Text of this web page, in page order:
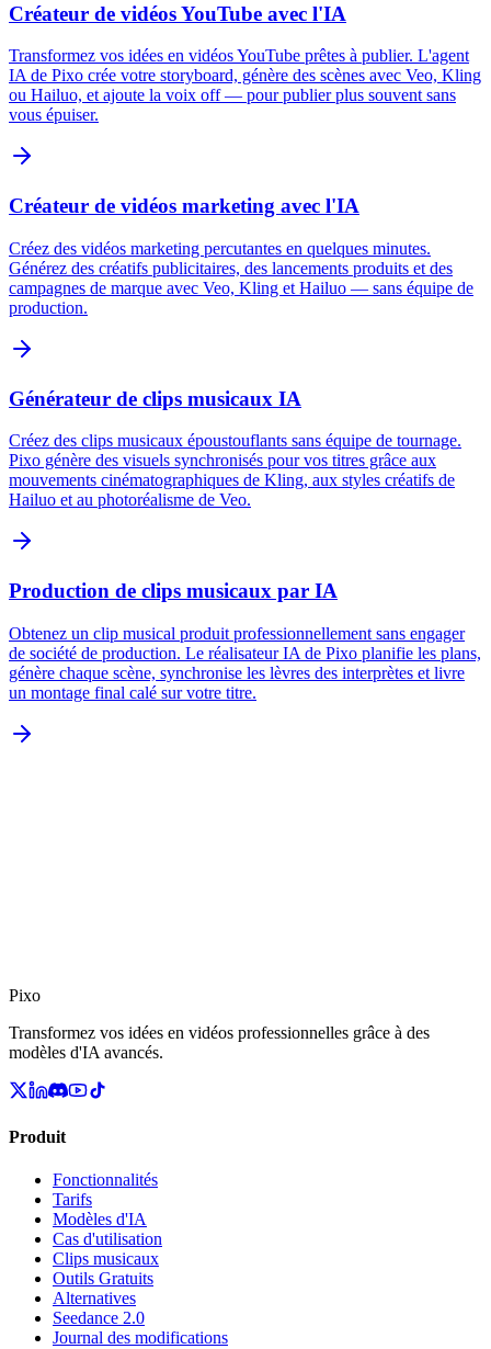
Créateur de vidéos YouTube avec l'IA
Transformez vos idées en vidéos YouTube prêtes à publier. L'agent
IA de Pixo crée votre storyboard, génère des scènes avec Veo, Kling
ou Hailuo, et ajoute la voix off — pour publier plus souvent sans
vous épuiser.
Créateur de vidéos marketing avec l'IA
Créez des vidéos marketing percutantes en quelques minutes.
Générez des créatifs publicitaires, des lancements produits et des
campagnes de marque avec Veo, Kling et Hailuo — sans équipe de
production.
Générateur de clips musicaux IA
Créez des clips musicaux époustouflants sans équipe de tournage.
Pixo génère des visuels synchronisés pour vos titres grâce aux
mouvements cinématographiques de Kling, aux styles créatifs de
Hailuo et au photoréalisme de Veo.
Production de clips musicaux par IA
Obtenez un clip musical produit professionnellement sans engager
de société de production. Le réalisateur IA de Pixo planifie les plans,
génère chaque scène, synchronise les lèvres des interprètes et livre
un montage final calé sur votre titre.
Pixo
Transformez vos idées en vidéos professionnelles grâce à des
modèles d'IA avancés.
Produit
Fonctionnalités
Tarifs
Modèles d'IA
Cas d'utilisation
Clips musicaux
Outils Gratuits
Alternatives
Seedance 2.0
Journal des modifications